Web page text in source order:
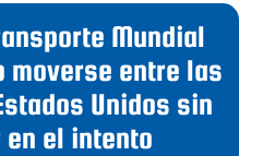
Calendario
Blog
Contacto
Mundial
moverse entre las
Unidos sin
en el intento